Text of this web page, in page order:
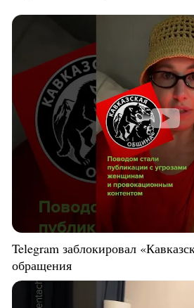
Telegram заблокировал
обращения